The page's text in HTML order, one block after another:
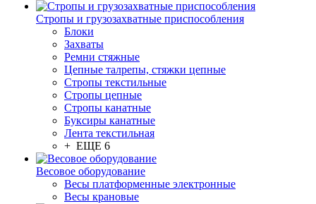
Стропы и грузозахватные приспособления
Блоки
Захваты
Ремни стяжные
Цепные талрепы, стяжки цепные
Стропы текстильные
Стропы цепные
Стропы канатные
Буксиры канатные
Лента текстильная
+ ЕЩЕ 6
Весовое оборудование
Весы платформенные электронные
Весы крановые